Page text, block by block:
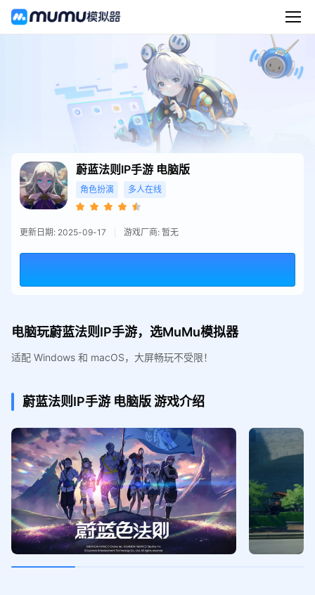
蔚蓝法则IP手游 电脑版
角色扮演 多人在线
更新日期: 2025-09-17 游戏厂商: 暂无
电脑玩蔚蓝法则IP手游，选MuMu模拟器
适配 Windows 和 macOS，大屏畅玩不受限！
蔚蓝法则IP手游 电脑版游戏介绍